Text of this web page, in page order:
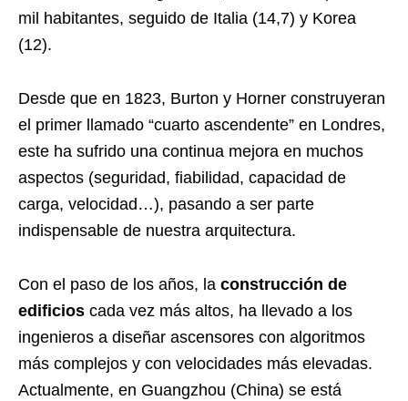
mil habitantes, seguido de Italia (14,7) y Korea
(12).
Desde que en 1823, Burton y Horner construyeran
el primer llamado “cuarto ascendente” en Londres,
este ha sufrido una continua mejora en muchos
aspectos (seguridad, fiabilidad, capacidad de
carga, velocidad…), pasando a ser parte
indispensable de nuestra arquitectura.
Con el paso de los años, la construcción de
edificios cada vez más altos, ha llevado a los
ingenieros a diseñar ascensores con algoritmos
más complejos y con velocidades más elevadas.
Actualmente, en Guangzhou (China) se está